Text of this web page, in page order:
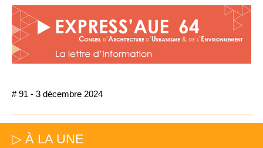
# 91 - 3 décembre 2024
▷ À LA UNE